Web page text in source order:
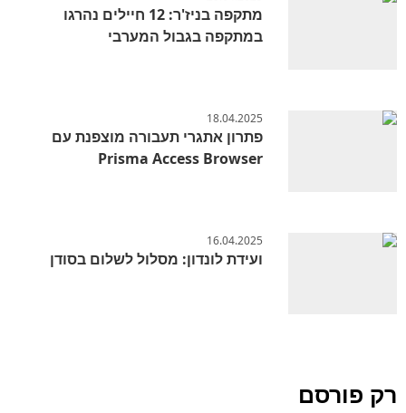
מתקפה בניז'ר: 12 חיילים נהרגו
במתקפה בגבול המערבי
18.04.2025
פתרון אתגרי תעבורה מוצפנת עם
Prisma Access Browser
16.04.2025
ועידת לונדון: מסלול לשלום בסודן
רק פורסם